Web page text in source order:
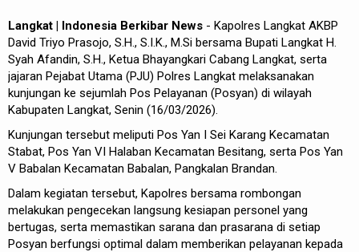
Langkat | Indonesia Berkibar News - Kapolres Langkat AKBP
David Triyo Prasojo, S.H., S.I.K., M.Si bersama Bupati Langkat H.
Syah Afandin, S.H., Ketua Bhayangkari Cabang Langkat, serta
jajaran Pejabat Utama (PJU) Polres Langkat melaksanakan
kunjungan ke sejumlah Pos Pelayanan (Posyan) di wilayah
Kabupaten Langkat, Senin (16/03/2026).
Kunjungan tersebut meliputi Pos Yan I Sei Karang Kecamatan
Stabat, Pos Yan VI Halaban Kecamatan Besitang, serta Pos Yan
V Babalan Kecamatan Babalan, Pangkalan Brandan.
Dalam kegiatan tersebut, Kapolres bersama rombongan
melakukan pengecekan langsung kesiapan personel yang
bertugas, serta memastikan sarana dan prasarana di setiap
Posyan berfungsi optimal dalam memberikan pelayanan kepada